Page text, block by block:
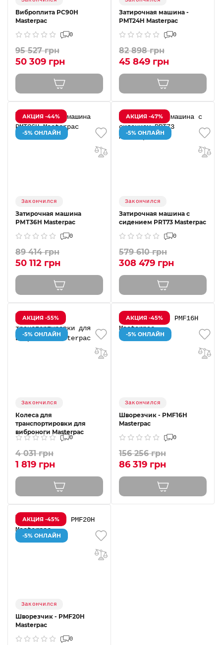
Виброплита РС90Н
Masterpac
0
95 527 грн
50 309 грн
Затирочная машина -
PMT24H Masterpac
0
82 898 грн
45 849 грн
АКЦИЯ -44%
-5% ОНЛАЙН
Закончился
Затирочная машина
РМТ36Н Masterpac
0
89 414 грн
50 112 грн
АКЦИЯ -47%
-5% ОНЛАЙН
Закончился
Затирочная машина с
сидением PRT73 Masterpac
0
579 610 грн
308 479 грн
АКЦИЯ -55%
-5% ОНЛАЙН
Закончился
Колеса для
транспортировки для
виброноги Masterpac
0
4 031 грн
1 819 грн
АКЦИЯ -45%
-5% ОНЛАЙН
Закончился
Шворезчик - PMF16H
Masterpac
0
156 256 грн
86 319 грн
АКЦИЯ -45%
-5% ОНЛАЙН
Закончился
Шворезчик - PMF20H
Masterpac
0